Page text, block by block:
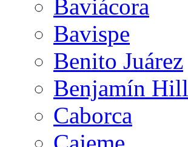
Baviácora
Bavispe
Benito Juárez
Benjamín Hill
Caborca